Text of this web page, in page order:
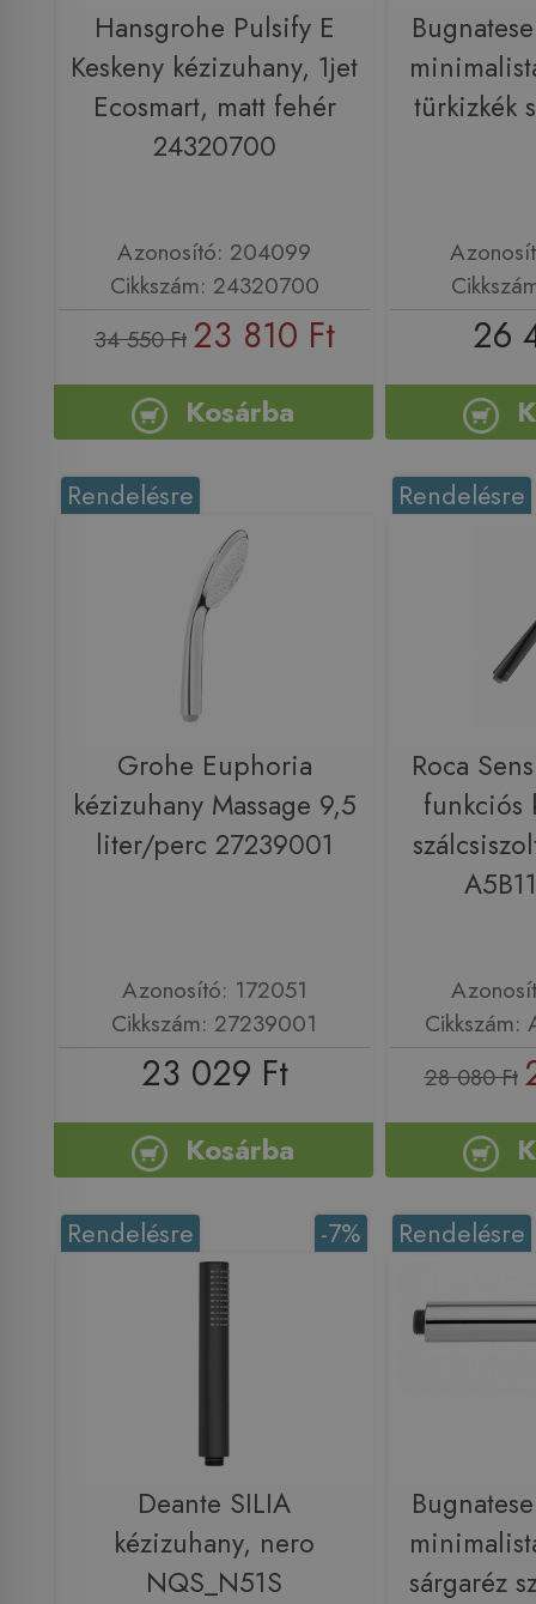
Hansgrohe Pulsify E
Keskeny kézizuhany, 1jet
Ecosmart, matt fehér
24320700
Azonosító: 204099
Cikkszám: 24320700
34 550 Ft 23 810 Ft
Kosárba
türkizkék
26
Rendelésre
Grohe Euphoria
kézizuhany Massage 9,5
liter/perc 27239001
Azonosító: 172051
Cikkszám: 27239001
23 029 Ft
Kosárba
Rendelésre
Roca
funkciós
Cikkszám:
28 080 Ft
-7%
Rendelésre
Deante SILIA
kézizuhany, nero
NQS_N51S
Rendelésre
sárgaréz